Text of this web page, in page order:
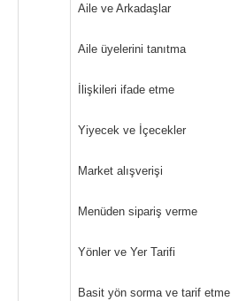
Aile ve Arkadaşlar
Aile üyelerini tanıtma
İlişkileri ifade etme
Yiyecek ve İçecekler
Market alışverişi
Menüden sipariş verme
Yönler ve Yer Tarifi
Basit yön sorma ve tarif etme